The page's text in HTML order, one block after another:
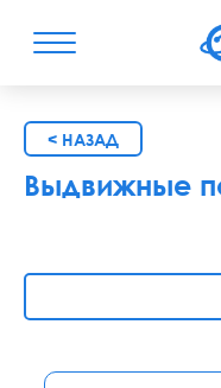
< НАЗАД
Выдвижные